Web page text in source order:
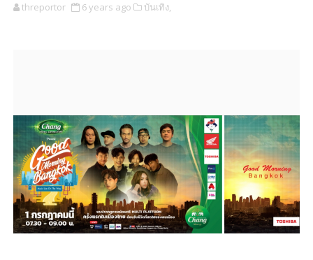
threportor 6 years ago บันเทิง,